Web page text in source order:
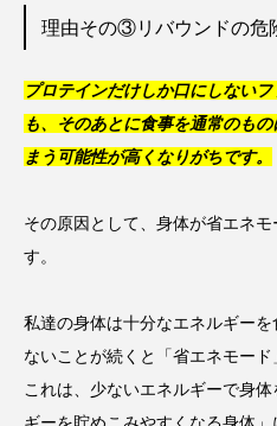
理由その③リバウンドの危
プロテインだけしか口にしない
も、そのあとに食事を通常のも
まう可能性が高くなりがちです。
その原因として、身体が省エネ
す。
私達の身体は十分なエネルギー
ないことが続くと「省エネモード
これは、少ないエネルギーで身